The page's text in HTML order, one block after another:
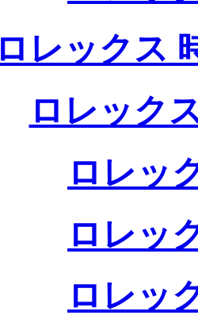
ロレックス
ロレック
ロレッ
ロレッ
ロレッ